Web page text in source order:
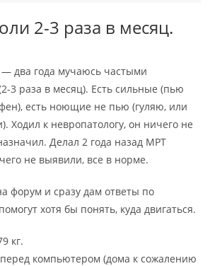
2-3 раза в месяц.
два года мучаюсь частыми
3 раза в месяц). Есть сильные (пью
есть ноющие не пью (гуляю, или
Ходил к невропатологу, он ничего не
Делал 2 года назад МРТ
не выявили, все в норме.
форум и сразу дам ответы по
хотя бы понять, куда двигаться.
кг.
компьютером (дома к сожалению